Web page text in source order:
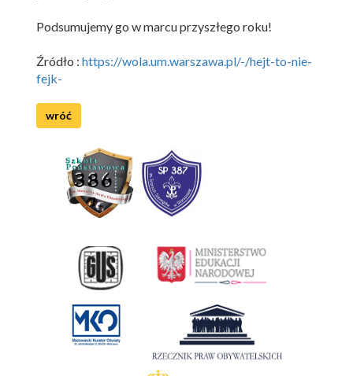
Podsumujemy go w marcu przyszłego roku!
Źródło :https://wola.um.warszawa.pl/-/hejt-to-nie-
fejk-
wróć